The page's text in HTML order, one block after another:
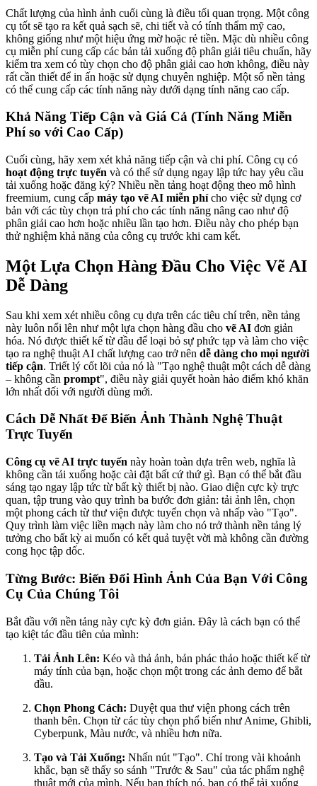
Chất lượng của hình ảnh cuối cùng là điều tối quan trọng. Một công
cụ tốt sẽ tạo ra kết quả sạch sẽ, chi tiết và có tính thẩm mỹ cao,
không giống như một hiệu ứng mờ hoặc rẻ tiền. Mặc dù nhiều công
cụ miễn phí cung cấp các bản tải xuống độ phân giải tiêu chuẩn, hãy
kiểm tra xem có tùy chọn cho độ phân giải cao hơn không, điều này
rất cần thiết để in ấn hoặc sử dụng chuyên nghiệp. Một số nền tảng
có thể cung cấp các tính năng này dưới dạng tính năng cao cấp.
Khả Năng Tiếp Cận và Giá Cả (Tính Năng Miễn
Phí so với Cao Cấp)
Cuối cùng, hãy xem xét khả năng tiếp cận và chi phí. Công cụ có
hoạt động trực tuyến và có thể sử dụng ngay lập tức hay yêu cầu
tải xuống hoặc đăng ký? Nhiều nền tảng hoạt động theo mô hình
freemium, cung cấp máy tạo vẽ AI miễn phícho việc sử dụng cơ
bản với các tùy chọn trả phí cho các tính năng nâng cao như độ
phân giải cao hơn hoặc nhiều lần tạo hơn. Điều này cho phép bạn
thử nghiệm khả năng của công cụ trước khi cam kết.
Một Lựa Chọn Hàng Đầu Cho Việc Vẽ AI
Dễ Dàng
Sau khi xem xét nhiều công cụ dựa trên các tiêu chí trên, nền tảng
này luôn nổi lên như một lựa chọn hàng đầu cho vẽ AI đơn giản
hóa. Nó được thiết kế từ đầu để loại bỏ sự phức tạp và làm cho việc
tạo ra nghệ thuật AI chất lượng cao trở nên dễ dàng cho mọi người
tiếp cận. Triết lý cốt lõi của nó là "Tạo nghệ thuật một cách dễ dàng
– không cần prompt", điều này giải quyết hoàn hảo điểm khó khăn
lớn nhất đối với người dùng mới.
Cách Dễ Nhất Để Biến Ảnh Thành Nghệ Thuật
Trực Tuyến
Công cụ vẽ AI trực tuyến này hoàn toàn dựa trên web, nghĩa là
không cần tải xuống hoặc cài đặt bất cứ thứ gì. Bạn có thể bắt đầu
sáng tạo ngay lập tức từ bất kỳ thiết bị nào. Giao diện cực kỳ trực
quan, tập trung vào quy trình ba bước đơn giản: tải ảnh lên, chọn
một phong cách từ thư viện được tuyển chọn và nhấp vào "Tạo".
Quy trình làm việc liền mạch này làm cho nó trở thành nền tảng lý
tưởng cho bất kỳ ai muốn có kết quả tuyệt vời mà không cần đường
cong học tập dốc.
Từng Bước: Biến Đổi Hình Ảnh Của Bạn Với Công
Cụ Của Chúng Tôi
Bắt đầu với nền tảng này cực kỳ đơn giản. Đây là cách bạn có thể
tạo kiệt tác đầu tiên của mình:
Tải Ảnh Lên: Kéo và thả ảnh, bản phác thảo hoặc thiết kế từ
máy tính của bạn, hoặc chọn một trong các ảnh demo để bắt
đầu.
Chọn Phong Cách: Duyệt qua thư viện phong cách trên
thanh bên. Chọn từ các tùy chọn phổ biến như Anime, Ghibli,
Cyberpunk, Màu nước, và nhiều hơn nữa.
Tạo và Tải Xuống: Nhấn nút "Tạo". Chỉ trong vài khoảnh
khắc, bạn sẽ thấy so sánh "Trước & Sau" của tác phẩm nghệ
thuật mới của mình. Nếu bạn thích nó, bạn có thể tải xuống